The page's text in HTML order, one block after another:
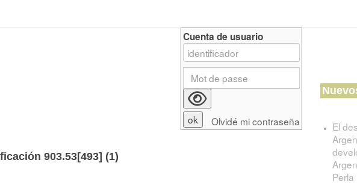
903.53[493] (1)
Cuenta de usuario
Olvidé mi contraseña
El
Perla